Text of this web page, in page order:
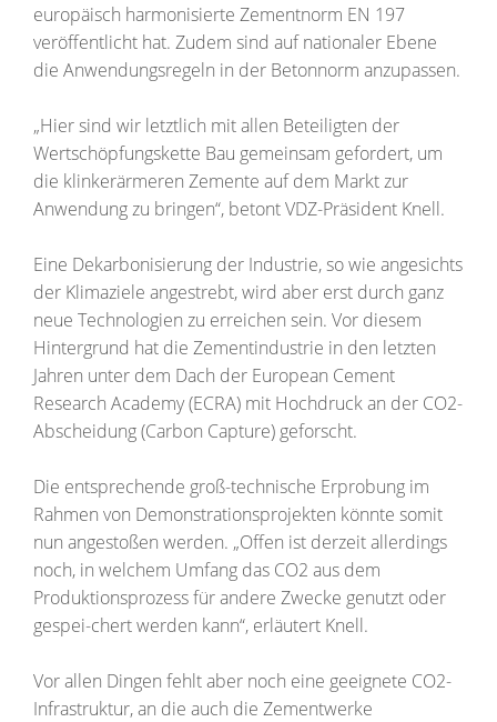
europäisch harmonisierte Zementnorm EN 197
veröffentlicht hat. Zudem sind auf nationaler Ebene
die Anwendungsregeln in der Betonnorm anzupassen.
„Hier sind wir letztlich mit allen Beteiligten der
Wertschöpfungskette Bau gemeinsam gefordert, um
die klinkerärmeren Zemente auf dem Markt zur
Anwendung zu bringen“, betont VDZ-Präsident Knell.
Eine Dekarbonisierung der Industrie, so wie angesichts
der Klimaziele angestrebt, wird aber erst durch ganz
neue Technologien zu erreichen sein. Vor diesem
Hintergrund hat die Zementindustrie in den letzten
Jahren unter dem Dach der European Cement
Research Academy (ECRA) mit Hochdruck an der CO2-
Abscheidung (Carbon Capture) geforscht.
Die entsprechende groß-technische Erprobung im
Rahmen von Demonstrationsprojekten könnte somit
nun angestoßen werden. „Offen ist derzeit allerdings
noch, in welchem Umfang das CO2 aus dem
Produktionsprozess für andere Zwecke genutzt oder
gespei-chert werden kann“, erläutert Knell.
Vor allen Dingen fehlt aber noch eine geeignete CO2-
Infrastruktur, an die auch die Zementwerke